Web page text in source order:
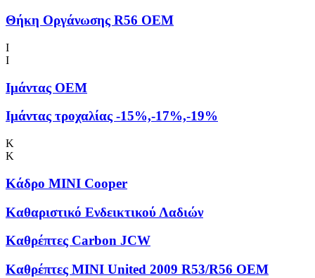
Θήκη Οργάνωσης R56 OEM
Ι
Ι
Ιμάντας OEM
Ιμάντας τροχαλίας -15%,-17%,-19%
Κ
Κ
Κάδρο MINI Cooper
Καθαριστικό Ενδεικτικού Λαδιών
Καθρέπτες Carbon JCW
Καθρέπτες MINI United 2009 R53/R56 OEM